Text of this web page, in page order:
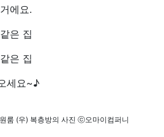
에요.
은 집
은 집
세요~♪
룸 (우) 복층방의 사진 ⓒ오마이컴퍼니